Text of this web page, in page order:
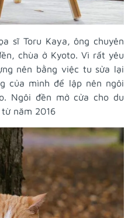
sĩ Toru Kaya, ông chuyên
chùa ở Kyoto. Vì rất yêu
nên bằng việc tu sửa lại
của mình để lập nên ngôi
Ngôi đền mở cửa cho du
năm 2016